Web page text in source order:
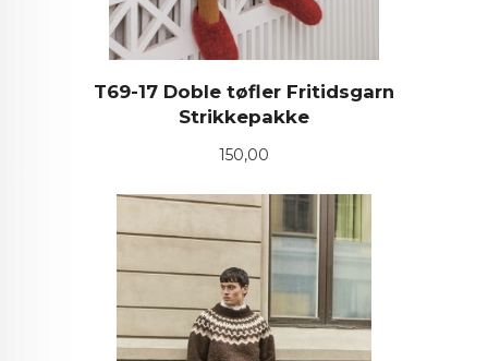
T69-17 Doble tøfler Fritidsgarn
Strikkepakke
Pris
150,00